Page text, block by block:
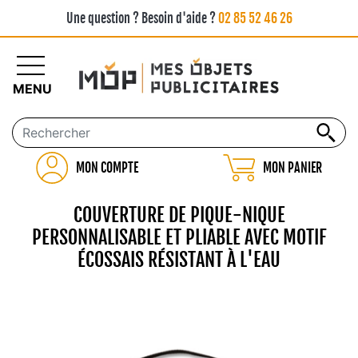
Une question ? Besoin d'aide ?02 85 52 46 26
MON COMPTE MON PANIER
MENU
COUVERTURE DE PIQUE-NIQUE
PERSONNALISABLE ET PLIABLE AVEC MOTIF
ÉCOSSAIS RÉSISTANT À L'EAU